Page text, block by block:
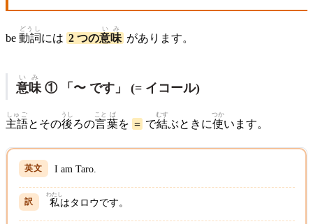
be 動詞
どうし
には 2 つの意味
いみ
があります。
意味
いみ
① 「〜 です」 (= イコール)
主語
しゅご
とその後
うし
ろの言
こと
葉
ば
を = で結
むす
ぶときに使
つか
います。
I am Taro.
私
わたし
はタロウです。